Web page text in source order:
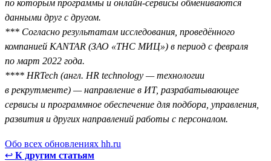
по которым программы и онлайн-сервисы обмениваются
данными друг с другом.
*** Согласно результатам исследования, проведённого
компанией KANTAR (ЗАО «ТНС МИЦ») в период с февраля
по март 2022 года.
**** HRTech (англ. HR technology — технологии
в рекрутменте) — направление в ИТ, разрабатывающее
сервисы и программное обеспечение для подбора, управления,
развития и других направлений работы с персоналом.
Обо всех обновлениях hh.ru
↩ К другим статьям